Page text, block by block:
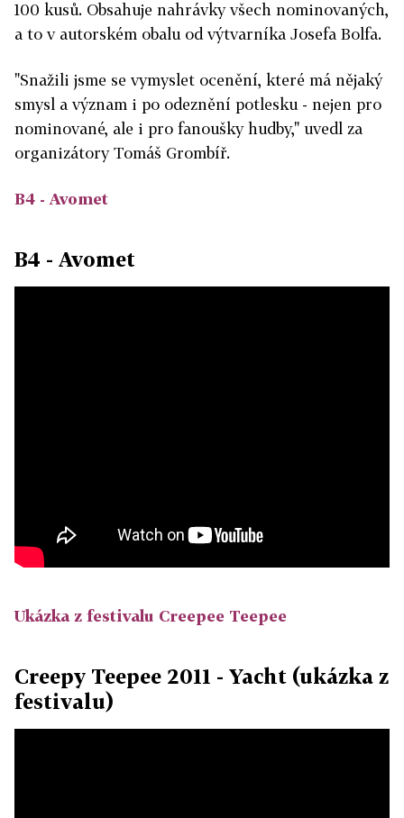
100 kusů. Obsahuje nahrávky všech nominovaných,
a to v autorském obalu od výtvarníka Josefa Bolfa.
"Snažili jsme se vymyslet ocenění, které má nějaký
smysl a význam i po odeznění potlesku - nejen pro
nominované, ale i pro fanoušky hudby," uvedl za
organizátory Tomáš Grombíř.
B4 - Avomet
B4 - Avomet
Ukázka z festivalu Creepee Teepee
Creepy Teepee 2011 - Yacht (ukázka z
festivalu)